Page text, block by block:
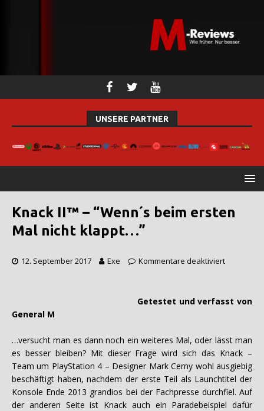
UNSERE PARTNER
Knack II™ – “Wenn´s beim ersten
Mal nicht klappt…”
12. September 2017 Exe Kommentare deaktiviert
Getestet und verfasst von
General M
…versucht man es dann noch ein weiteres Mal, oder lässt man
es besser bleiben? Mit dieser Frage wird sich das Knack –
Team um PlayStation 4 – Designer Mark Cerny wohl ausgiebig
beschäftigt haben, nachdem der erste Teil als Launchtitel der
Konsole Ende 2013 grandios bei der Fachpresse durchfiel. Auf
der anderen Seite ist Knack auch ein Paradebeispiel dafür